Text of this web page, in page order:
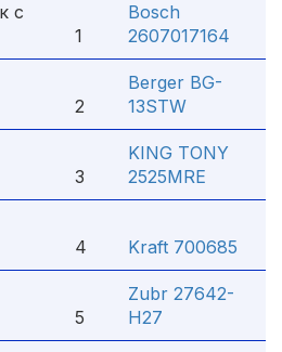
с
1
Bosch
2607017164
2
Berger BG-
13STW
3
KING TONY
2525MRE
4 Kraft 700685
5
Zubr 27642-
H27